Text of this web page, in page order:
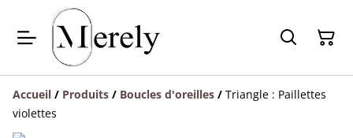
Accueil / Produits / Boucles d'oreilles / Triangle : Paillettes
violettes